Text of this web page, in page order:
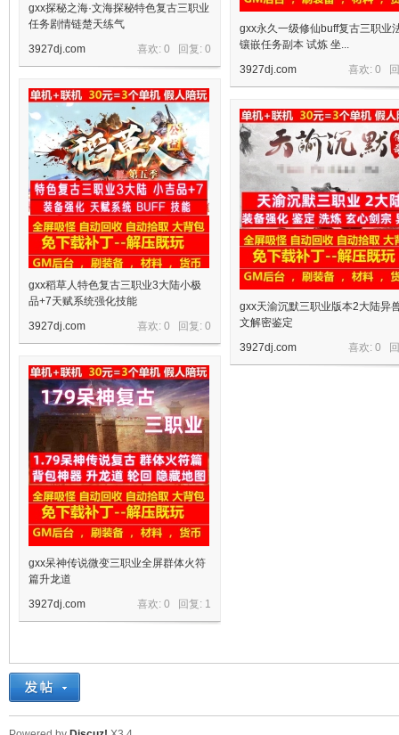
gxx探秘之海·文海探秘特色复古三职业
任务剧情链楚天练气
喜欢: 0 回复: 0
3927dj.com
gxx永久一级修仙buff复古三职业
镶嵌任务副本 试炼 坐...
喜欢: 0
3927dj.com
gxx稻草人特色复古三职业3大陆小极
品+7天赋系统强化技能
喜欢: 0 回复: 0
3927dj.com
gxx天渝沉默三职业版本2大陆异
文解密鉴定
喜欢: 0
3927dj.com
gxx呆神传说微变三职业全屏群体火符
篇升龙道
喜欢: 0 回复: 1
3927dj.com